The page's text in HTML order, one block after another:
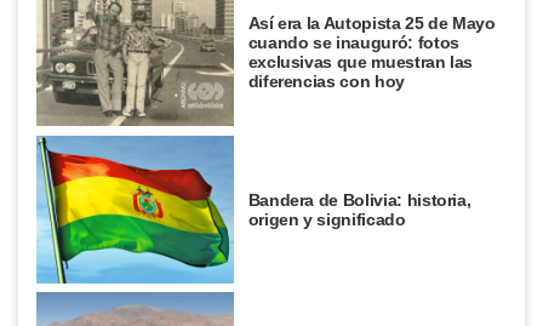
Así era la Autopista 25 de Mayo
cuando se inauguró: fotos
exclusivas que muestran las
diferencias con hoy
Bandera de Bolivia: historia,
origen y significado